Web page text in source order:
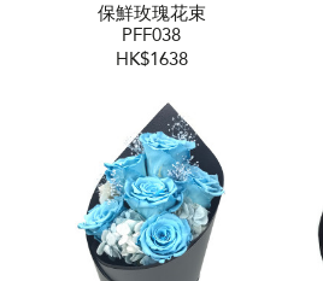
保鮮玫瑰花束
PFF038
HK$1638